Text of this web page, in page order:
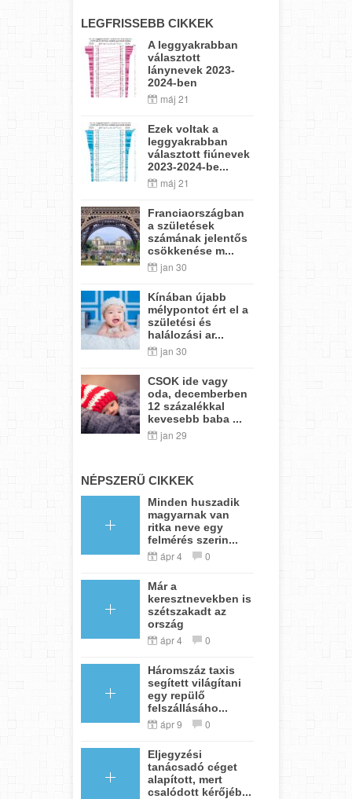
LEGFRISSEBB CIKKEK
A leggyakrabban
választott
lánynevek 2023-
2024-ben
máj 21
Ezek voltak a
leggyakrabban
választott fiúnevek
2023-2024-be...
máj 21
Franciaországban
a születések
számának jelentős
csökkenése m...
jan 30
Kínában újabb
mélypontot ért el a
születési és
halálozási ar...
jan 30
CSOK ide vagy
oda, decemberben
12 százalékkal
kevesebb baba ...
jan 29
NÉPSZERŰ CIKKEK
Minden huszadik
magyarnak van
ritka neve egy
felmérés szerin...
ápr 4 0
Már a
keresztnevekben is
szétszakadt az
ország
ápr 4 0
Háromszáz taxis
segített világítani
egy repülő
felszállásáho...
ápr 9 0
Eljegyzési
tanácsadó céget
alapított, mert
csalódott kérőjéb...